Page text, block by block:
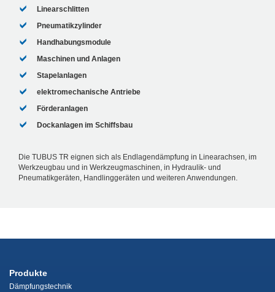
Linearschlitten
Pneumatikzylinder
Handhabungsmodule
Maschinen und Anlagen
Stapelanlagen
elektromechanische Antriebe
Förderanlagen
Dockanlagen im Schiffsbau
Die TUBUS TR eignen sich als Endlagendämpfung in Linearachsen, im
Werkzeugbau und in Werkzeugmaschinen, in Hydraulik- und
Pneumatikgeräten, Handlinggeräten und weiteren Anwendungen.
Produkte
Dämpfungstechnik